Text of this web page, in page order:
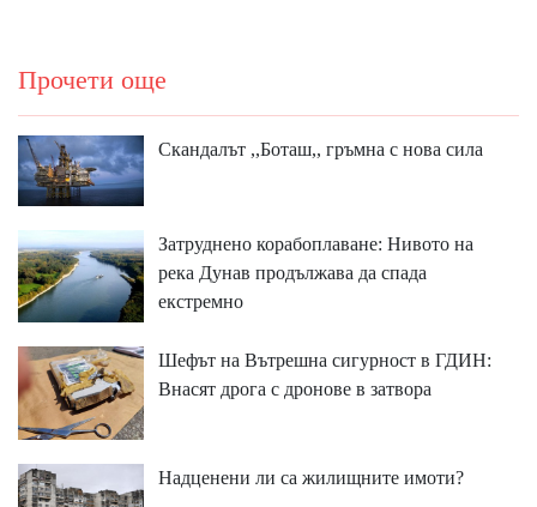
Прочети още
Скандалът ,,Боташ,, гръмна с нова сила
Затруднено корабоплаване: Нивото на
река Дунав продължава да спада
екстремно
Шефът на Вътрешна сигурност в ГДИН:
Внасят дрога с дронове в затвора
Надценени ли са жилищните имоти?